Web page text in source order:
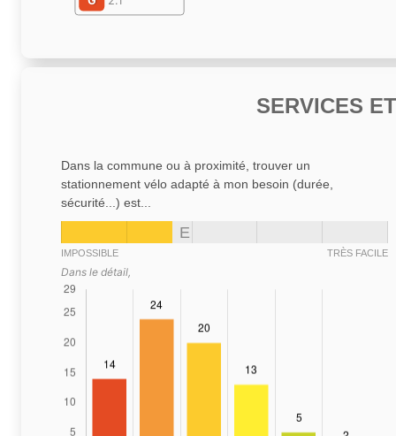
SERVICES
Dans la commune ou à proximité, trouver un
stationnement vélo adapté à mon besoin (durée,
sécurité...) est...
E
IMPOSSIBLE TRÈS FACILE
Dans le détail,